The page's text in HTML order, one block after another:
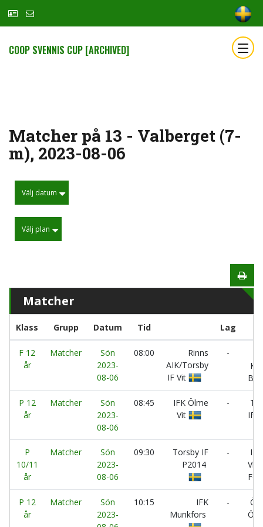
COOP SVENNIS CUP [ARCHIVED]
Matcher på 13 - Valberget (7-
m), 2023-08-06
Välj datum
Välj plan
Matcher
Klass Grupp Datum Tid Lag
F 12
år
Matcher
Sön
2023-
08-06
08:00
Rinns
AIK/Torsby
IF Vit
-
BK
P 12
år
Matcher
Sön
2023-
08-06
08:45
IFK Ölme
Vit
-
IF
P
10/11
år
Matcher
Sön
2023-
08-06
09:30
Torsby IF
P2014
-
IK
P 12
år
Matcher
Sön
2023-
10:15
IFK
Munkfors
-